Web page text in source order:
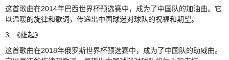
这首歌曲在2014年巴西世界杯预选赛中，成为了中国队的加油曲。它
以温暖的旋律和歌词，传递出中国球迷对球队的祝福和期望。
3. 《雄起》
这首歌曲在2018年俄罗斯世界杯预选赛中，成为了中国队的助威曲。